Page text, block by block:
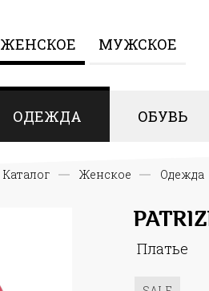
ЖЕНCКОЕ МУЖСКОЕ
ОДЕЖДА ОБУВЬ
Каталог Женcкое Одежда
Платье